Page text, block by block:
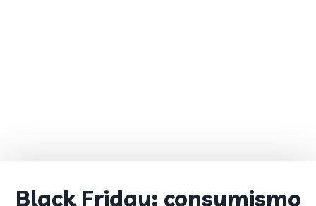
Black Friday: consumismo